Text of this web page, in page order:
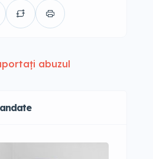
abuzul